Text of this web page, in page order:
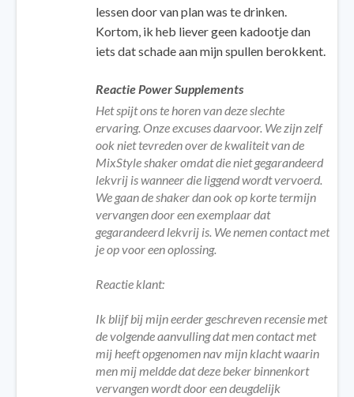
lessen door van plan was te drinken.
Kortom, ik heb liever geen kadootje dan
iets dat schade aan mijn spullen berokkent.
Reactie Power Supplements
Het spijt ons te horen van deze slechte
ervaring. Onze excuses daarvoor. We zijn zelf
ook niet tevreden over de kwaliteit van de
MixStyle shaker omdat die niet gegarandeerd
lekvrij is wanneer die liggend wordt vervoerd.
We gaan de shaker dan ook op korte termijn
vervangen door een exemplaar dat
gegarandeerd lekvrij is. We nemen contact met
je op voor een oplossing.
Reactie klant:
Ik blijf bij mijn eerder geschreven recensie met
de volgende aanvulling dat men contact met
mij heeft opgenomen nav mijn klacht waarin
men mij meldde dat deze beker binnenkort
vervangen wordt door een deugdelijk